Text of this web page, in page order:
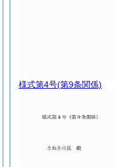
様式第4号(第9条関係)